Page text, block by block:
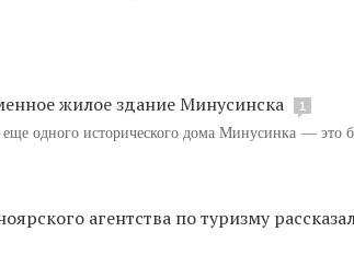
жилое здание Минусинска 1
еще одного исторического дома Минусинка — это
агентства по туризму